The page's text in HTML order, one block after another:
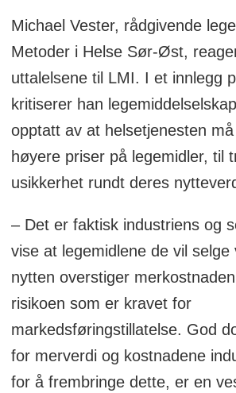
Michael Vester, rådgivende
Metoder i Helse Sør-Øst,
uttalelsene til LMI. I et innlegg
kritiserer han
opptatt av at helsetjenesten
høyere priser på legemidler, til
usikkerhet rundt deres
– Det er faktisk industriens og
vise at legemidlene de vil selge
nytten overstiger
risikoen som er kravet for
markedsføringstillatelse. God
for merverdi og kostnadene
for å frembringe dette, er en